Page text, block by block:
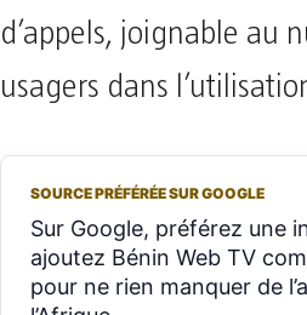
d’appels, joignable au
usagers dans
SOURCE PRÉFÉRÉE SUR GOOGLE
Sur Google, préférez une
ajoutez Bénin Web TV
pour ne rien manquer de